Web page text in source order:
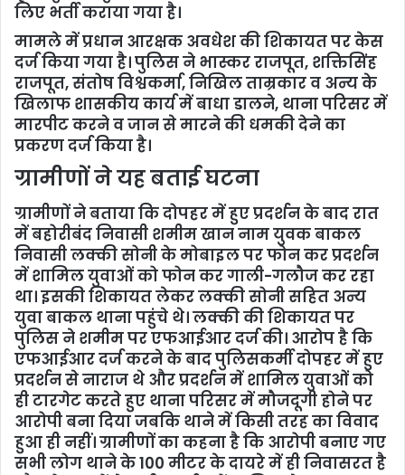
लिए भर्ती कराया गया है।
मामले में प्रधान आरक्षक अवधेश की शिकायत पर केस
दर्ज किया गया है। पुलिस ने भास्कर राजपूत, शक्तिसिंह
राजपूत, संतोष विश्वकर्मा, निखिल ताम्रकार व अन्य के
खिलाफ शासकीय कार्य में बाधा डालने, थाना परिसर में
मारपीट करने व जान से मारने की धमकी देने का
प्रकरण दर्ज किया है।
ग्रामीणों ने यह बताई घटना
ग्रामीणों ने बताया कि दोपहर में हुए प्रदर्शन के बाद रात
में बहोरीबंद निवासी शमीम खान नाम युवक बाकल
निवासी लक्की सोनी के मोबाइल पर फोन कर प्रदर्शन
में शामिल युवाओं को फोन कर गाली-गलौज कर रहा
था। इसकी शिकायत लेकर लक्की सोनी सहित अन्य
युवा बाकल थाना पहुंचे थे। लक्की की शिकायत पर
पुलिस ने शमीम पर एफआईआर दर्ज की। आरोप है कि
एफआईआर दर्ज करने के बाद पुलिसकर्मी दोपहर में हुए
प्रदर्शन से नाराज थे और प्रदर्शन में शामिल युवाओं को
ही टारगेट करते हुए थाना परिसर में मौजदूगी होने पर
आरोपी बना दिया जबकि थाने में किसी तरह का विवाद
हुआ ही नहीं। ग्रामीणों का कहना है कि आरोपी बनाए गए
सभी लोग थाने के 100 मीटर के दायरे में ही निवासरत है